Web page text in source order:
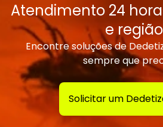
Atendimento 24
e região
Encontre soluções de
sempre que
Solicitar um